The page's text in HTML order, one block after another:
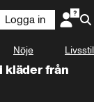
Logga in
Nöje Livsstil
kläder från